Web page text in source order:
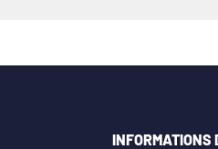
INFORMATIONS